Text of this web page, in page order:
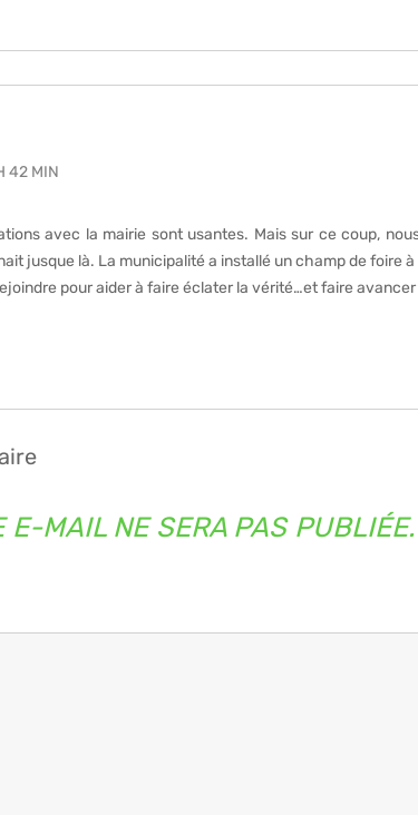
42 MIN
avec la mairie sont usantes. Mais sur ce coup,
jusque là. La municipalité a installé un champ de foire
pour aider à faire éclater la vérité…et faire
E-MAIL NE SERA PAS PUBLIÉE.